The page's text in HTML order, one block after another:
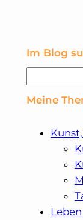
Im Blog
Meine